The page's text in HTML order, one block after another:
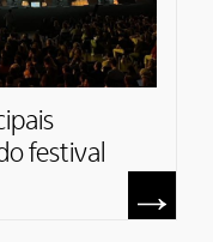
festival